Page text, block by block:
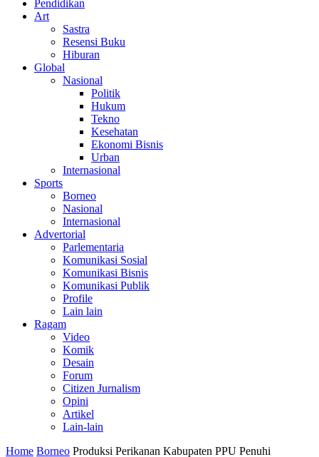
Pendidikan
Art
Sastra
Resensi Buku
Hiburan
Global
Nasional
Politik
Hukum
Tekno
Kesehatan
Ekonomi Bisnis
Urban
Internasional
Sports
Borneo
Nasional
Internasional
Advertorial
Parlementaria
Komunikasi Sosial
Komunikasi Bisnis
Komunikasi Publik
Profile
Lain lain
Ragam
Video
Komik
Desain
Forum
Citizen Jurnalism
Opini
Artikel
Lain-lain
Home Borneo Produksi Perikanan Kabupaten PPU Penuhi